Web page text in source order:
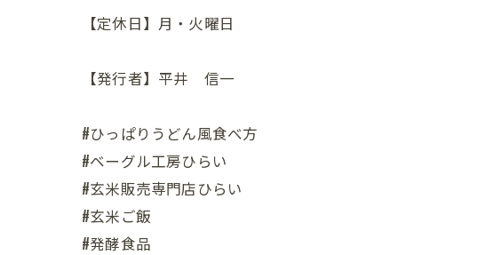
【定休日】月・火曜日
【発行者】平井 信一
#ひっぱりうどん風食べ方
#ベーグル工房ひらい
#玄米販売専門店ひらい
#玄米ご飯
#発酵食品